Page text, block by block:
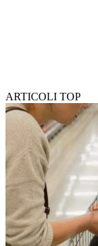
ARTICOLI TOP